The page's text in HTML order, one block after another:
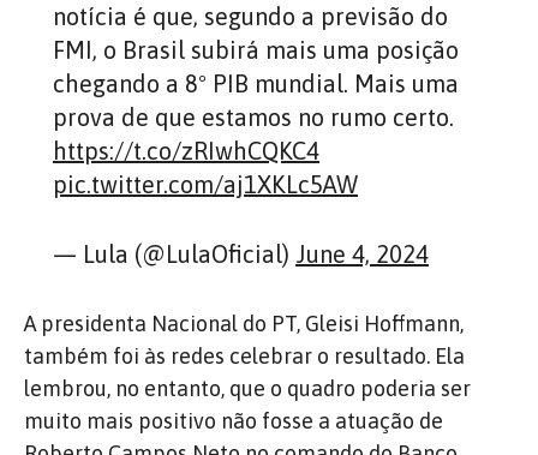
notícia é que, segundo a previsão do
FMI, o Brasil subirá mais uma posição
chegando a 8º PIB mundial. Mais uma
prova de que estamos no rumo certo.
https://t.co/zRIwhCQKC4
pic.twitter.com/aj1XKLc5AW
— Lula (@LulaOficial) June 4, 2024
A presidenta Nacional do PT, Gleisi Hoffmann,
também foi às redes celebrar o resultado. Ela
lembrou, no entanto, que o quadro poderia ser
muito mais positivo não fosse a atuação de